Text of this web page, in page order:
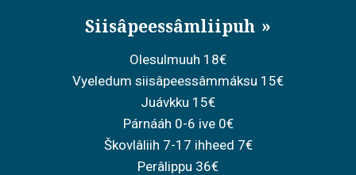
Siisâpeessâmliipuh
Olesulmuuh 18€
Vyeledum siisâpeessâmmáksu 15€
Juávkku 15€
Párnááh 0-6 ive 0€
Škovlâliih 7-17 ihheed 7€
Perâlippu 36€